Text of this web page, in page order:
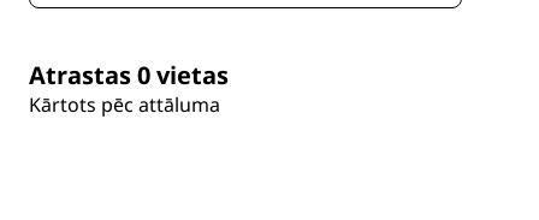
Atrastas 0 vietas
Kārtots pēc attāluma